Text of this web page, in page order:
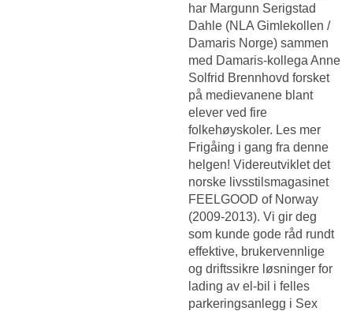
har Margunn Serigstad
Dahle (NLA Gimlekollen /
Damaris Norge) sammen
med Damaris-kollega Anne
Solfrid Brennhovd forsket
på medievanene blant
elever ved fire
folkehøyskoler. Les mer
Frigåing i gang fra denne
helgen! Videreutviklet det
norske livsstilsmagasinet
FEELGOOD of Norway
(2009-2013). Vi gir deg
som kunde gode råd rundt
effektive, brukervennlige
og driftssikre løsninger for
lading av el-bil i felles
parkeringsanlegg i Sex